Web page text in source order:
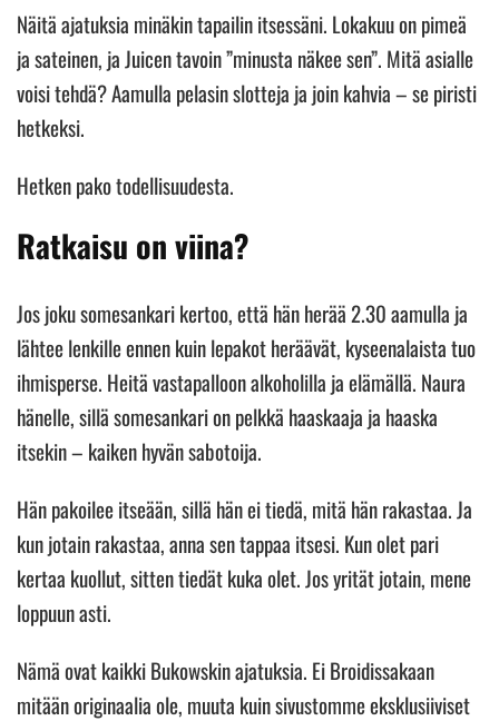
Näitä ajatuksia minäkin tapailin itsessäni. Lokakuu on pimeä
ja sateinen, ja Juicen tavoin ”minusta näkee sen”. Mitä asialle
voisi tehdä? Aamulla pelasin slotteja ja join kahvia – se piristi
hetkeksi.
Hetken pako todellisuudesta.
Ratkaisu on viina?
Jos joku somesankari kertoo, että hän herää 2.30 aamulla ja
lähtee lenkille ennen kuin lepakot heräävät, kyseenalaista tuo
ihmisperse. Heitä vastapalloon alkoholilla ja elämällä. Naura
hänelle, sillä somesankari on pelkkä haaskaaja ja haaska
itsekin – kaiken hyvän sabotoija.
Hän pakoilee itseään, sillä hän ei tiedä, mitä hän rakastaa. Ja
kun jotain rakastaa, anna sen tappaa itsesi. Kun olet pari
kertaa kuollut, sitten tiedät kuka olet. Jos yrität jotain, mene
loppuun asti.
Nämä ovat kaikki Bukowskin ajatuksia. Ei Broidissakaan
mitään originaalia ole, muuta kuin sivustomme eksklusiiviset